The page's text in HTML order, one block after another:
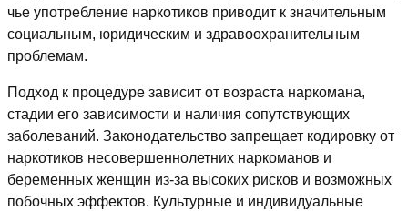
чье употребление наркотиков приводит к значительным
социальным, юридическим и здравоохранительным
проблемам.
Подход к процедуре зависит от возраста наркомана,
стадии его зависимости и наличия сопутствующих
заболеваний. Законодательство запрещает кодировку от
наркотиков несовершеннолетних наркоманов и
беременных женщин из-за высоких рисков и возможных
побочных эффектов. Культурные и индивидуальные